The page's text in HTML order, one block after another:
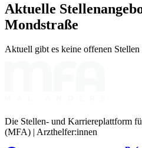
Aktuelle
Mondstraße
Aktuell gibt es keine offenen
Die Stellen- und Karriereplattform
(MFA) | Arzthelfer:innen